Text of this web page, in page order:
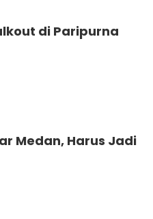
di Paripurna
Medan, Harus Jadi